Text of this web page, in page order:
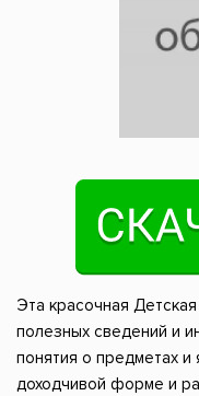
Эта красочная
полезных сведений и
понятия о предметах и
доходчивой форме и